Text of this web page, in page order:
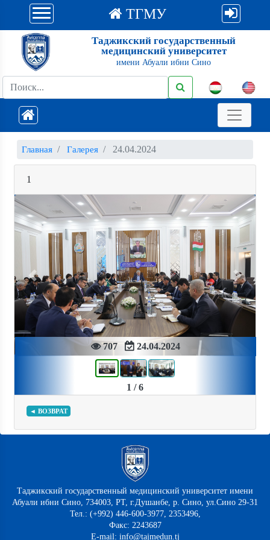
ТГМУ
Таджикский государственный
медицинский университет
имени Абуали ибни Сино
Главная Галерея 24.04.2024
1
707 24.04.2024
Previous Next
1 / 6
◄ ВОЗВРАТ
Таджикский государственный медицинский университет имени
Абуали ибни Сино, 734003, РТ, г.Душанбе, р. Сино, ул.Сино 29-31
Тел.: (+992) 446-600-3977, 2353496,
Факс: 2243687
E-mail: info@tajmedun.tj